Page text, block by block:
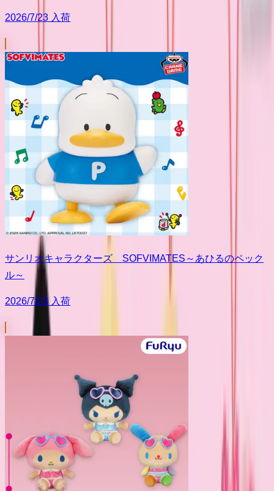
2026/7/23 入荷
サンリオキャラクターズ SOFVIMATES～あひるのペック
ル～
2026/7/23 入荷